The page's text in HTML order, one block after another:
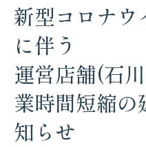
新型コロナ
に伴う
運営店舗(石
業時間短縮
知らせ